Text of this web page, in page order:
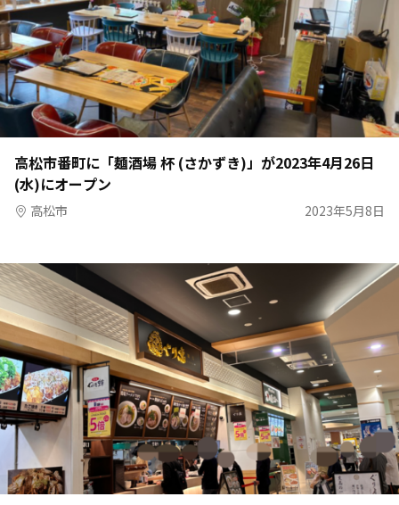
高松市番町に「麺酒場 杯 (さかずき)」が2023年4月26日
(水)にオープン
高松市 2023年5月8日